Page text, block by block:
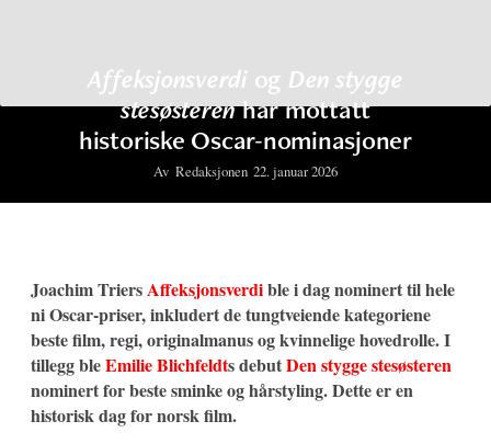
Affeksjonsverdi og Den stygge
stesøsterenhar mottatt
historiske Oscar-nominasjoner
Av Redaksjonen 22. januar 2026
Joachim TriersAffeksjonsverdible i dag nominert til hele
ni Oscar-priser, inkludert de tungtveiende kategoriene
beste film, regi, originalmanus og kvinnelige hovedrolle. I
tillegg bleEmilie Blichfeldts debutDen stygge stesøsteren
nominert for beste sminke og hårstyling. Dette er en
historisk dag for norsk film.